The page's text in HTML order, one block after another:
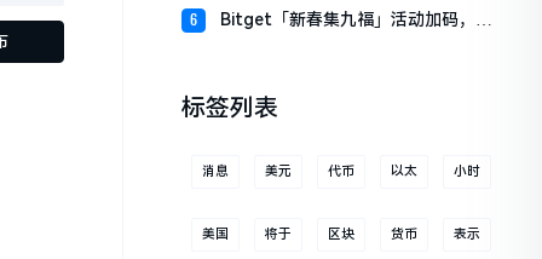
6
Bitget「新春集九福」活动加码，报
标签列表
消息 美元 代币 以太 小时
美国 将于 区块 货币 表示